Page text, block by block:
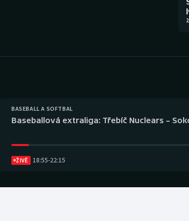
Plážový volejbal
BASEBALL A SOFTBAL
Baseballová extraliga: Třebíč Nuclears –
ŽIVĚ 18:55-22:15